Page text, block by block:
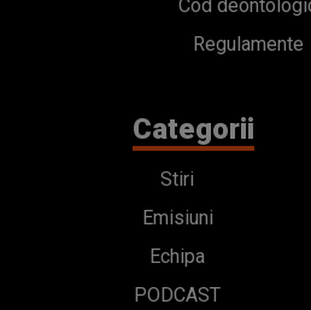
Cod
Regulamente
Categorii
Stiri
Emisiuni
Echipa
PODCAST